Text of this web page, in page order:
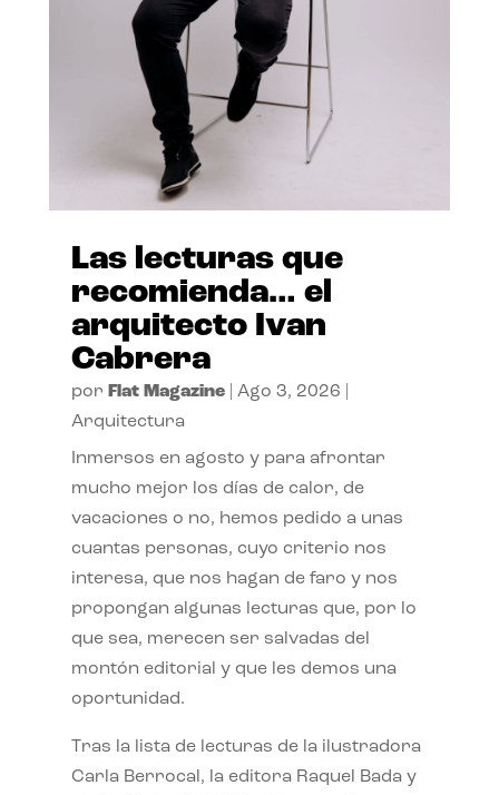
Las lecturas que
recomienda… el
arquitecto Ivan
Cabrera
por Flat Magazine| Ago 3, 2026
Arquitectura
Inmersos en agosto y para afrontar
mucho mejor los días de calor, de
vacaciones o no, hemos pedido a unas
cuantas personas, cuyo criterio nos
interesa, que nos hagan de faro y nos
propongan algunas lecturas que, por lo
que sea, merecen ser salvadas del
montón editorial y que les demos una
oportunidad.
Tras la lista de lecturas de la ilustradora
Carla Berrocal, la editora Raquel Bada y